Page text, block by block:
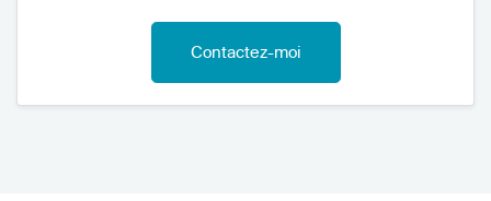
Contactez-moi